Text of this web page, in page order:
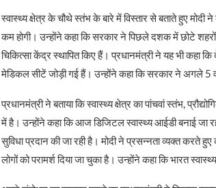
स्वास्थ्य क्षेत्र के चौथे स्तंभ के बारे में विस्तार से बताते हुए
कम होगी। उन्होंने कहा कि सरकार ने पिछले दशक में छोटे
चिकित्सा केंद्र स्थापित किए हैं। प्रधानमंत्री ने यह भी कहा
मेडिकल सीटें जोड़ी गई हैं। उन्होंने कहा कि सरकार ने अगले 5
प्रधानमंत्री ने बताया कि स्वास्थ्य क्षेत्र का पांचवां स्तंभ,
में है। उन्होंने कहा कि आज डिजिटल स्वास्थ्य आईडी बनाई जा
सुविधा प्रदान की जा रही है। मोदी ने प्रसन्नता व्यक्त
लोगों को परामर्श दिया जा चुका है। उन्होंने कहा कि भारत